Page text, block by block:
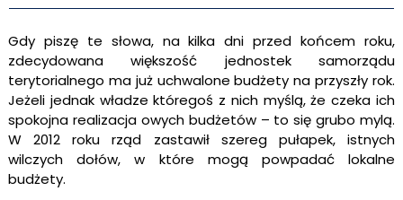
Gdy piszę te słowa, na kilka dni przed końcem roku,
zdecydowana większość jednostek samorządu
terytorialnego ma już uchwalone budżety na przyszły rok.
Jeżeli jednak władze któregoś z nich myślą, że czeka ich
spokojna realizacja owych budżetów – to się grubo mylą.
W 2012 roku rząd zastawił szereg pułapek, istnych
wilczych dołów, w które mogą powpadać lokalne
budżety.